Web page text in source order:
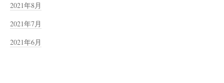
2021年8月
2021年7月
2021年6月